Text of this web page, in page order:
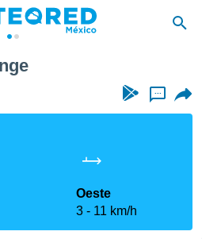
...
Oeste
3
11 km/h